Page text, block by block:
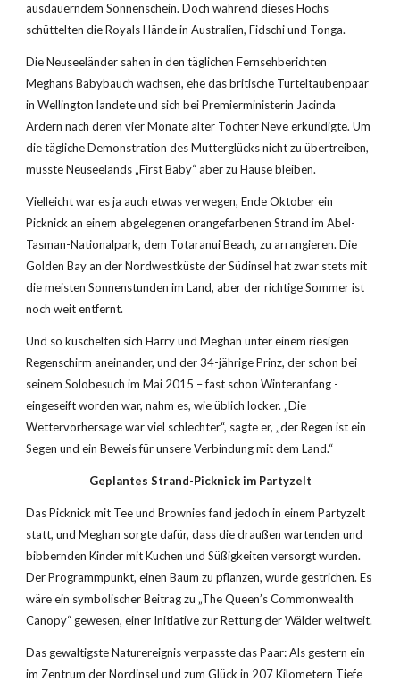
ausdauerndem Sonnenschein. Doch während dieses Hochs
schüttelten die Royals Hände in Australien, Fidschi und Tonga.
Die Neuseeländer sahen in den täglichen Fernsehberichten
Meghans Babybauch wachsen, ehe das britische Turteltaubenpaar
in Wellington landete und sich bei Premierministerin Jacinda
Ardern nach deren vier Monate alter Tochter Neve erkundigte. Um
die tägliche Demonstration des Mutterglücks nicht zu übertreiben,
musste Neuseelands „First Baby“ aber zu Hause bleiben.
Vielleicht war es ja auch etwas verwegen, Ende Oktober ein
Picknick an einem abgelegenen orangefarbenen Strand im Abel-
Tasman-Nationalpark, dem Totaranui Beach, zu arrangieren. Die
Golden Bay an der Nordwestküste der Südinsel hat zwar stets mit
die meisten Sonnenstunden im Land, aber der richtige Sommer ist
noch weit entfernt.
Und so kuschelten sich Harry und Meghan unter einem riesigen
Regenschirm aneinander, und der 34-jährige Prinz, der schon bei
seinem Solobesuch im Mai 2015 – fast schon Winteranfang -
eingeseift worden war, nahm es, wie üblich locker. „Die
Wettervorhersage war viel schlechter“, sagte er, „der Regen ist ein
Segen und ein Beweis für unsere Verbindung mit dem Land.“
Geplantes Strand-Picknick im Partyzelt
Das Picknick mit Tee und Brownies fand jedoch in einem Partyzelt
statt, und Meghan sorgte dafür, dass die draußen wartenden und
bibbernden Kinder mit Kuchen und Süßigkeiten versorgt wurden.
Der Programmpunkt, einen Baum zu pflanzen, wurde gestrichen. Es
wäre ein symbolischer Beitrag zu „The Queen’s Commonwealth
Canopy“ gewesen, einer Initiative zur Rettung der Wälder weltweit.
Das gewaltigste Naturereignis verpasste das Paar: Als gestern ein
im Zentrum der Nordinsel und zum Glück in 207 Kilometern Tiefe